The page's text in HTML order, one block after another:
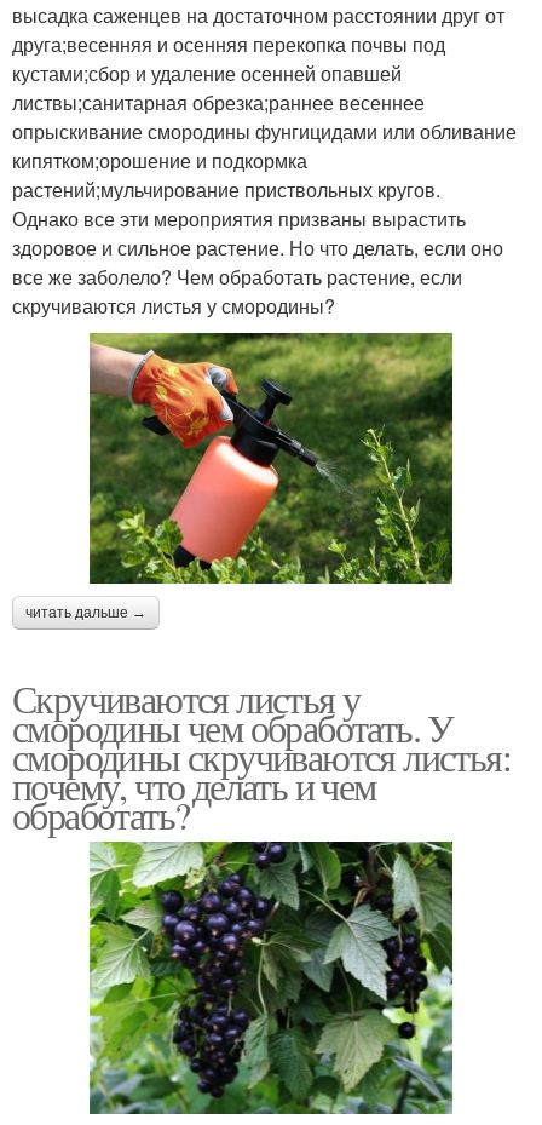
высадка саженцев на достаточном расстоянии друг от
друга;весенняя и осенняя перекопка почвы под
кустами;сбор и удаление осенней опавшей
листвы;санитарная обрезка;раннее весеннее
опрыскивание смородины фунгицидами или обливание
кипятком;орошение и подкормка
растений;мульчирование приствольных кругов.
Однако все эти мероприятия призваны вырастить
здоровое и сильное растение. Но что делать, если оно
все же заболело? Чем обработать растение, если
скручиваются листья у смородины?
читать дальше →
Скручиваются листья у
смородины чем обработать. У
смородины скручиваются листья:
почему, что делать и чем
обработать?